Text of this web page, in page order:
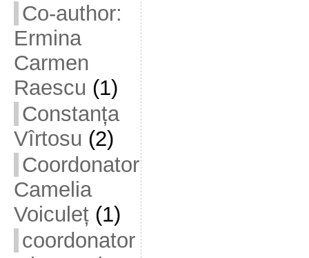
Co-author:
Ermina
Carmen
Raescu (1)
Constanța
Vîrtosu (2)
Coordonator
Camelia
Voiculeț(1)
coordonator